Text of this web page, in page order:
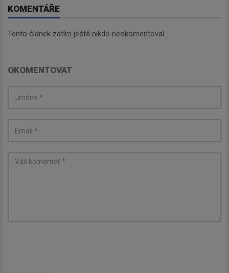
KOMENTÁŘE
Tento článek zatím ještě nikdo neokomentoval.
OKOMENTOVAT